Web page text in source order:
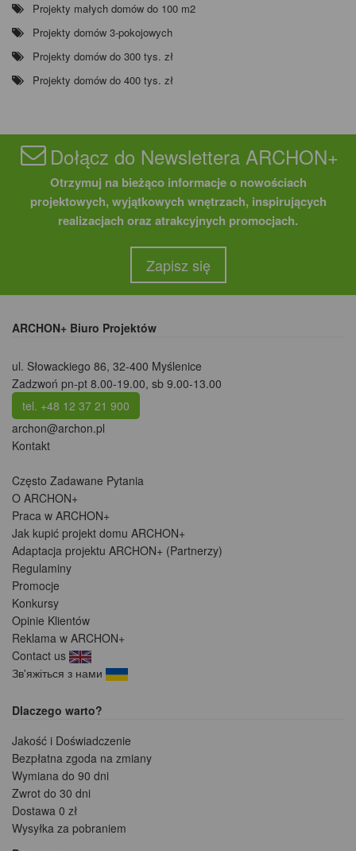
Projekty małych domów do 100 m2
Projekty domów 3-pokojowych
Projekty domów do 300 tys. zł
Projekty domów do 400 tys. zł
Dołącz do Newslettera ARCHON+
Otrzymuj na bieżąco informacje o nowościach
projektowych, wyjątkowych wnętrzach, inspirujących
realizacjach oraz atrakcyjnych promocjach.
Zapisz się
ARCHON+ Biuro Projektów
ul. Słowackiego 86, 32-400 Myślenice
Zadzwoń pn-pt 8.00-19.00, sb 9.00-13.00
tel. +48 12 37 21 900
archon@archon.pl
Kontakt
Często Zadawane Pytania
O ARCHON+
Praca w ARCHON+
Jak kupić projekt domu ARCHON+
Adaptacja projektu ARCHON+ (Partnerzy)
Regulaminy
Promocje
Konkursy
Opinie Klientów
Reklama w ARCHON+
Contact us
Зв'яжіться з нами
Dlaczego warto?
Jakość i Doświadczenie
Bezpłatna zgoda na zmiany
Wymiana do 90 dni
Zwrot do 30 dni
Dostawa 0 zł
Wysyłka za pobraniem